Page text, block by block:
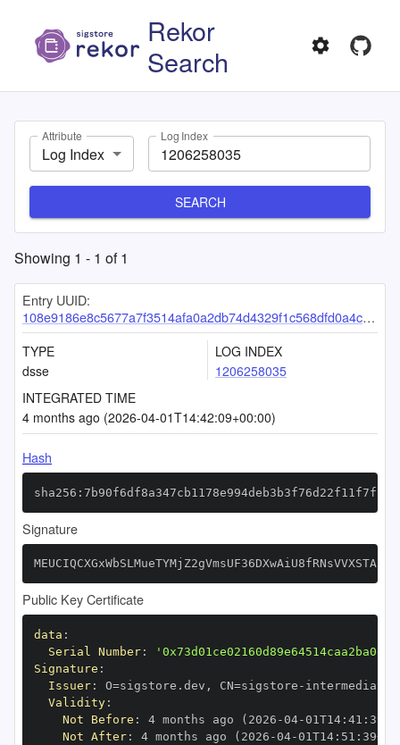
Rekor
Search
Attribute
Log Index
Log Index
SEARCH
Showing 1 - 1 of1
Entry UUID:
108e9186e8c5677a7f3514afa0a2db74d4329f1c568dfd0a4c2249a60eeb9e0eaa853c5fdab6b6cc
TYPE
dsse
LOG INDEX
1206258035
INTEGRATED TIME
4 months ago (2026-04-01T14:42:09+00:00)
Hash
Signature
Public Key Certificate
data :
Serial Number:
Signature :
Issuer: O=sigstore.dev , CN=sigstore -
Validity:
Not Before : 4 months ago (2026 -04-01T14: 41 :
Not After: 4 months ago (2026 -04-01T14: 51 : 39+00